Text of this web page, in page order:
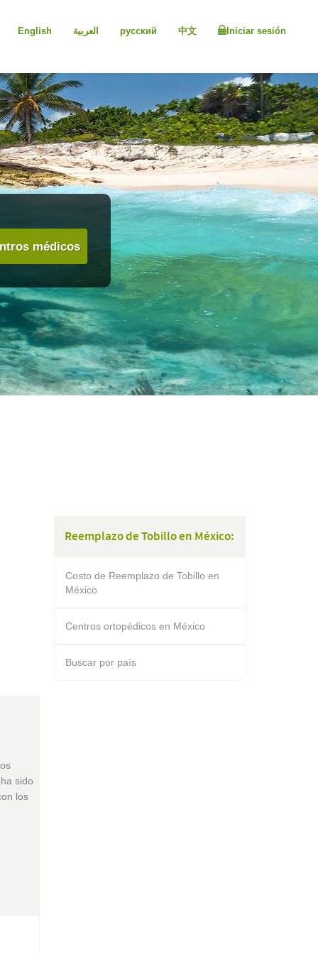
English العربية русский 中文 Iniciar sesión
médicos
sido
los
Reemplazo de Tobillo en México:
Costo de Reemplazo de Tobillo en
México
Centros ortopédicos en México
Buscar por país